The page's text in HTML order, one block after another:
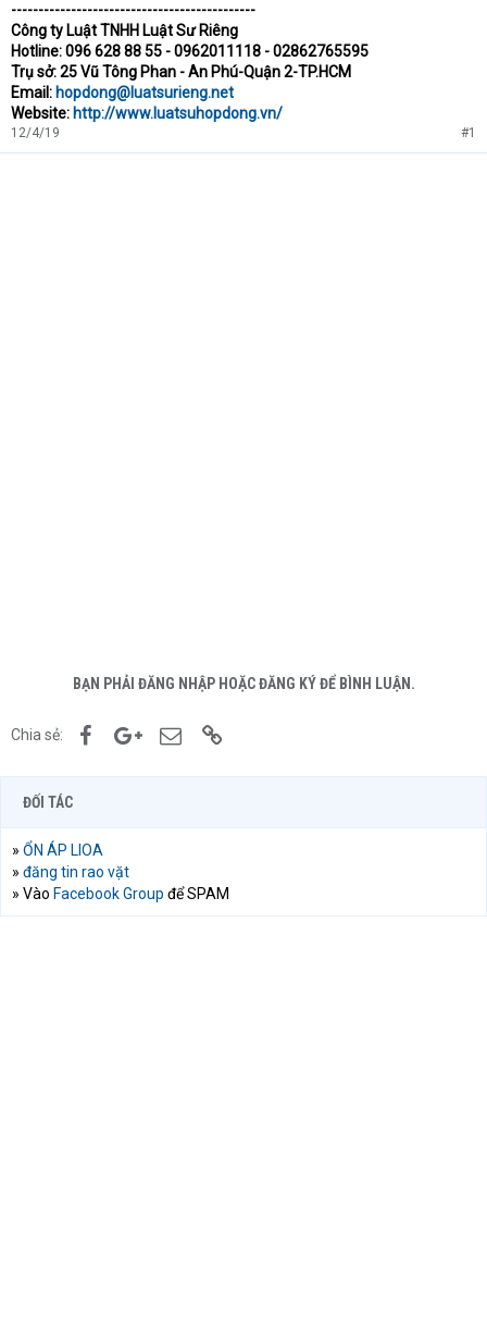
---------------------------------------------
Công ty Luật TNHH Luật Sư Riêng
Hotline: 096 628 88 55 - 0962011118 - 02862765595
Trụ sở: 25 Vũ Tông Phan - An Phú-Quận 2-TP.HCM
Email: hopdong@luatsurieng.net
Website: http://www.luatsuhopdong.vn/
12/4/19 #1
BẠN PHẢI ĐĂNG NHẬP HOẶC ĐĂNG KÝ ĐỂ BÌNH LUẬN.
Chia sẻ: FacebookGoogle+Email
ĐỐI TÁC
» ỔN ÁP LIOA
» đăng tin rao vặt
» Vào Facebook Group để SPAM